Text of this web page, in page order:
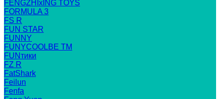
FENGZHIxING TOYS
FORMULA 3
FS R
FUN STAR
FUNNY
FUNYCOOLBE TM
FUNтики
FZ R
FatShark
Feilun
Fenfa